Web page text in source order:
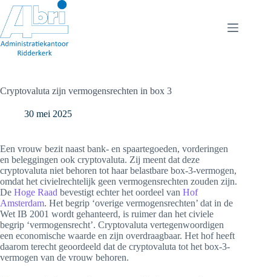
naar
de
inhoud
Cryptovaluta zijn vermogensrechten in box 3
30 mei 2025
Een vrouw bezit naast bank- en spaartegoeden, vorderingen
en beleggingen ook cryptovaluta. Zij meent dat deze
cryptovaluta niet behoren tot haar belastbare box-3-vermogen,
omdat het civielrechtelijk geen vermogensrechten zouden zijn.
De Hoge Raad bevestigt echter het oordeel van Hof
Amsterdam. Het begrip ‘overige vermogensrechten’ dat in de
Wet IB 2001 wordt gehanteerd, is ruimer dan het civiele
begrip ‘vermogensrecht’. Cryptovaluta vertegenwoordigen
een economische waarde en zijn overdraagbaar. Het hof heeft
daarom terecht geoordeeld dat de cryptovaluta tot het box-3-
vermogen van de vrouw behoren.